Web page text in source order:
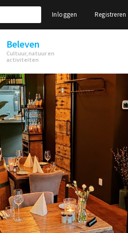
Inloggen Registreren
Beleven
Cultuur, natuur en
activiteiten